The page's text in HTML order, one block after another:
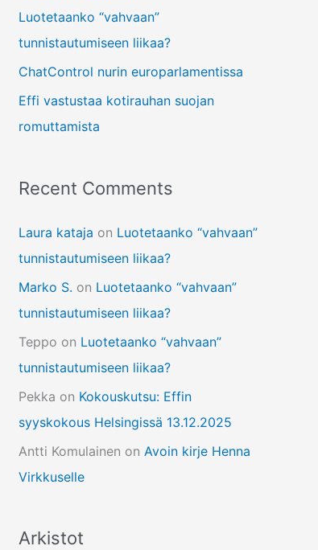
Luotetaanko “vahvaan”
tunnistautumiseen liikaa?
ChatControl nurin europarlamentissa
Effi vastustaa kotirauhan suojan
romuttamista
Recent Comments
Laura kataja on Luotetaanko “vahvaan”
tunnistautumiseen liikaa?
Marko S. on Luotetaanko “vahvaan”
tunnistautumiseen liikaa?
Teppo on Luotetaanko “vahvaan”
tunnistautumiseen liikaa?
Pekka on Kokouskutsu: Effin
syyskokous Helsingissä 13.12.2025
Antti Komulainen on Avoin kirje Henna
Virkkuselle
Arkistot